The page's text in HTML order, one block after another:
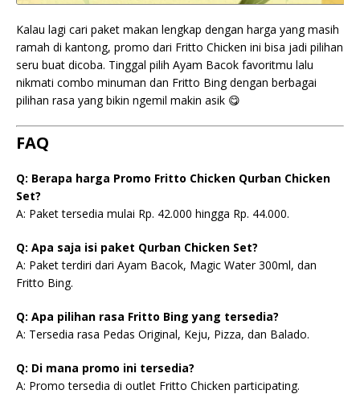
Kalau lagi cari paket makan lengkap dengan harga yang masih
ramah di kantong, promo dari Fritto Chicken ini bisa jadi pilihan
seru buat dicoba. Tinggal pilih Ayam Bacok favoritmu lalu
nikmati combo minuman dan Fritto Bing dengan berbagai
pilihan rasa yang bikin ngemil makin asik 😋
FAQ
Q: Berapa harga Promo Fritto Chicken Qurban Chicken
Set?
A: Paket tersedia mulai Rp. 42.000 hingga Rp. 44.000.
Q: Apa saja isi paket Qurban Chicken Set?
A: Paket terdiri dari Ayam Bacok, Magic Water 300ml, dan
Fritto Bing.
Q: Apa pilihan rasa Fritto Bing yang tersedia?
A: Tersedia rasa Pedas Original, Keju, Pizza, dan Balado.
Q: Di mana promo ini tersedia?
A: Promo tersedia di outlet Fritto Chicken participating.